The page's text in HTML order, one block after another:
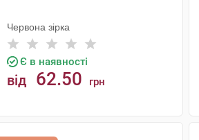
Червона зірка
Є в наявності
від 62.50 грн